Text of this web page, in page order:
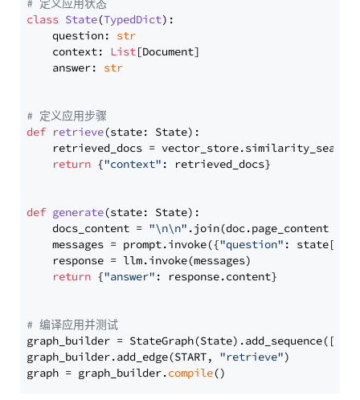
# 定义应用状态
class State(TypedDict):
    question:
str
    context:
List[Document]
    answer:
str
# 定义应用步骤
def retrieve(state: State):
retrieved_docs =
return {"context" : retrieved_docs}
def generate(state: State):
    docs_content =
"\n\n" .join(doc.page_content
    messages = prompt.invoke({
"question" : state[
    response = llm.invoke(messages)
return {"answer" : response.content}
# 编译应用并测试
graph_builder =
graph_builder.add_edge(START, "retrieve")
graph = graph_builder.compile